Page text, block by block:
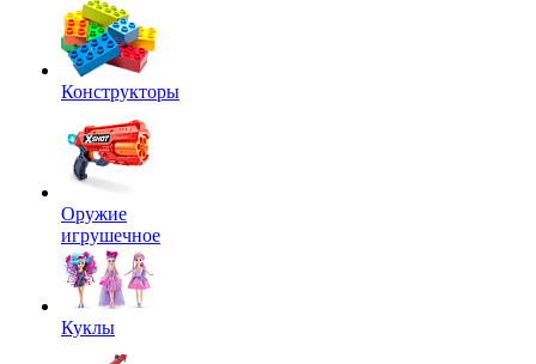
Конструкторы
Оружие
игрушечное
Куклы